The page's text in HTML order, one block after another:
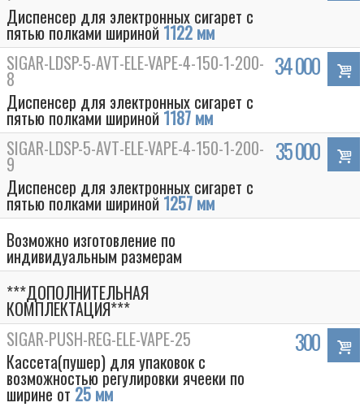
Box
Диспенсер для электронных сигарет с
пятью полками шириной 1122 мм
SIGAR-LDSP-5-AVT-ELE-VAPE-4-150-1-200-
8
Диспенсер для электронных сигарет с
пятью полками шириной 1187 мм
34 000
SIGAR-LDSP-5-AVT-ELE-VAPE-4-150-1-200-
9
Диспенсер для электронных сигарет с
пятью полками шириной 1257 мм
35 000
Возможно изготовление по
индивидуальным размерам
***ДОПОЛНИТЕЛЬНАЯ
КОМПЛЕКТАЦИЯ***
SIGAR-PUSH-REG-ELE-VAPE-25
Кассета(пушер) для упаковок с
возможностью регулировки ячееки по
ширине от 25 мм
300